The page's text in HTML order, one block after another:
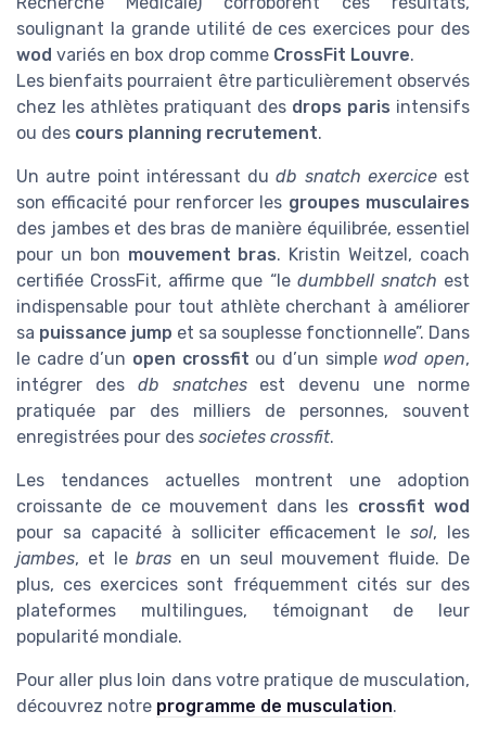
Les bienfaits pourraient être particulièrement observés
chez les athlètes pratiquant des
drops paris
intensifs
ou des
cours planning recrutement.
Un autre point intéressant dudb snatch exerciceest
son efficacité pour renforcer lesgroupes musculaires
des jambes et des bras de manière équilibrée, essentiel
pour un bon mouvement bras
. Kristin Weitzel, coach
certifiée CrossFit, affirme que “ledumbbell snatch
est
indispensable pour tout athlète cherchant à améliorer
sa
puissance jump
et sa souplesse fonctionnelle”. Dans
le cadre d’un
open crossfit ou d’un simple wod open
intégrer desdb snatches
est devenu une norme
pratiquée par des milliers de personnes, souvent
enregistrées pour des
societes crossfit
Les tendances actuelles montrent une adoption
croissante de ce mouvement dans les
pour sa capacité à solliciter efficacement le
sol
, les
jambes
, et le
en un seul mouvement fluide. De
plus, ces exercices sont fréquemment cités sur des
plateformes multilingues, témoignant de leur
popularité mondiale.
Pour aller plus loin dans votre pratique de musculation,
découvrez notreprogramme de musculation
Témoignages et cas pratiques